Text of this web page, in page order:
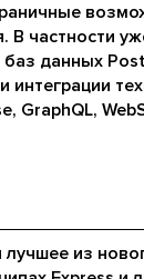
В частности
данных
интеграции
GraphQL,
из